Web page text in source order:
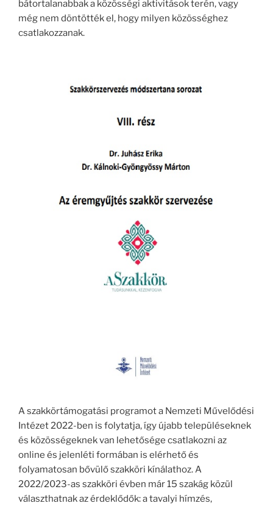
bátortalanabbak a közösségi aktivitások terén, vagy
még nem döntötték el, hogy milyen közösséghez
csatlakozzanak.
A szakkörtámogatási programot a Nemzeti Művelődési
Intézet 2022-ben is folytatja, így újabb településeknek
és közösségeknek van lehetősége csatlakozni az
online és jelenléti formában is elérhető és
folyamatosan bővülő szakköri kínálathoz. A
2022/2023-as szakköri évben már 15 szakág közül
választhatnak az érdeklődők: a tavalyi hímzés,